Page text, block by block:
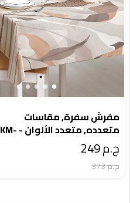
مفرش سفرة, مقاسات
متعدده, متعدد الألوان - KM-
EG131-656
ج.م 249
ج.م 373